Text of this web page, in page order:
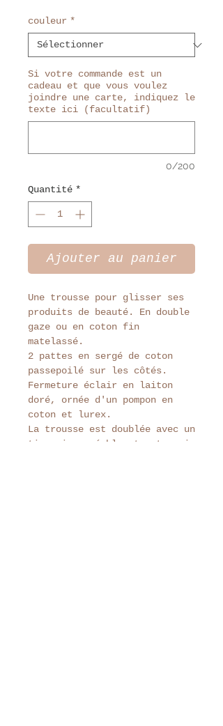
couleur *
Si votre commande est un
cadeau et que vous voulez
joindre une carte, indiquez le
texte ici (facultatif)
0/200
Quantité *
Ajouter au panier
Une trousse pour glisser ses
produits de beauté. En double
gaze ou en coton fin
matelassé.
2 pattes en sergé de coton
passepoilé sur les côtés.
Fermeture éclair en laiton
doré, ornée d'un pompon en
coton et lurex.
La trousse est doublée avec un
tissu imperméable et est munie